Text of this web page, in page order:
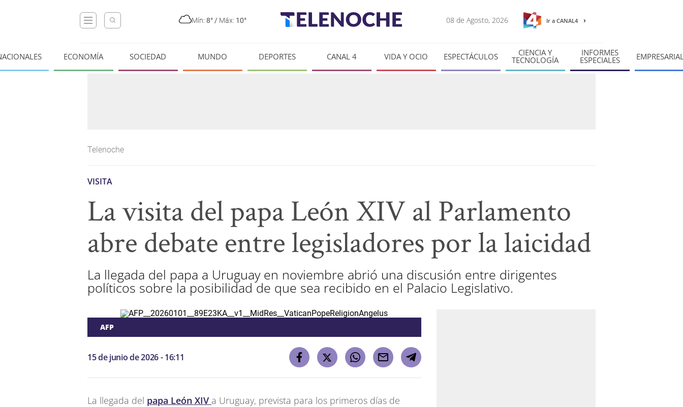
Mín: 8° / Máx: 10° 08 de Agosto, 2026 Ir a CANAL4
ECONOMÍA SOCIEDAD MUNDO DEPORTES CANAL 4 VIDA Y OCIO ESPECTÁCULOS CIENCIA Y
TECNOLOGÍA
INFORMES
ESPECIALES
Telenoche
VISITA
La visita del papa León XIV al Parlamento
abre debate entre legisladores por la laicidad
La llegada del papa a Uruguay en noviembre abrió una discusión entre dirigentes
políticos sobre la posibilidad de que sea recibido en el Palacio Legislativo.
AFP
15 de junio de 2026 - 16:11
La llegada del papa León XIV a Uruguay, prevista para los primeros días de